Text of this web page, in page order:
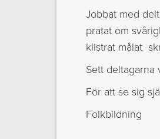
Jobbat med
pratat om
klistrat målat
Sett deltagarna
För att se sig
Folkbildning